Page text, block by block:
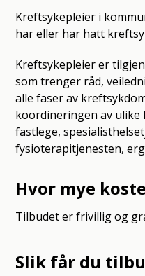
Kreftsykepleier i
har eller har hatt
Kreftsykepleier er
som trenger råd,
alle faser av
koordineringen av ulike
fastlege,
fysioterapitjenesten,
Hvor mye
Tilbudet er frivillig og
Slik får du